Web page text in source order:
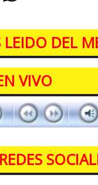
DEL
VIVO
REDES